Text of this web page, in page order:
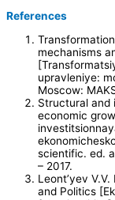
References
mechanisms
upravleniye:
Moscow:
Structural and
economic
scientific. ed.
– 2017.
Leont’yev
and Politics